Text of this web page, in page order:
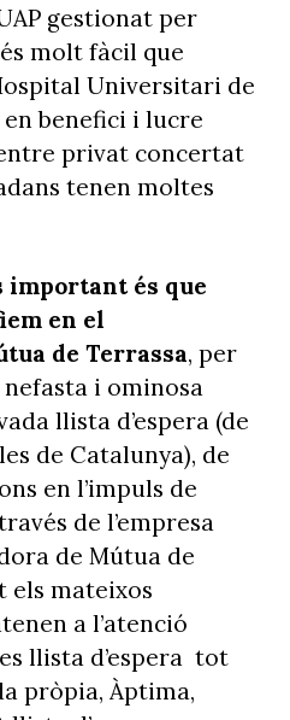
gestionat per
molt fàcil que
Universitari de
benefici i lucre
privat concertat
tenen moltes
és que
en el
de Terrassa, per
i ominosa
llista d’espera (de
de Catalunya), de
en l’impuls de
de l’empresa
de Mútua de
els mateixos
a l’atenció
llista d’espera tot
pròpia, Àptima,